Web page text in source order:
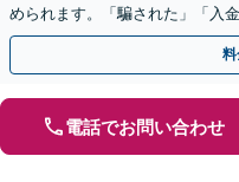
められます。「騙された」「入
早めにご相談ください。【電話
料
電話でお問い合わせ